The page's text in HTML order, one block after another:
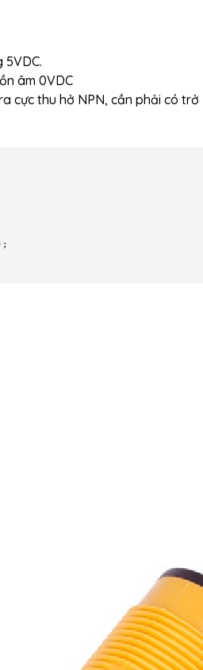
5VDC.
âm 0VDC
cực thu hở NPN, cần phải có